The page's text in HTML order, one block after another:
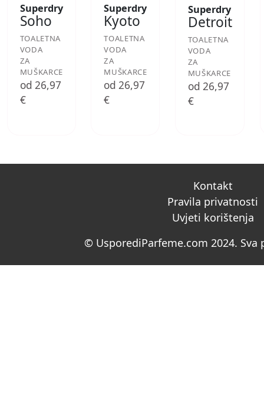
Superdry
Soho
TOALETNA
VODA
ZA
MUŠKARCE
od 26,97
€
Superdry
Kyoto
TOALETNA
VODA
ZA
MUŠKARCE
od 26,97
€
Superdry
Detroit
TOALETNA
VODA
ZA
MUŠKARCE
od 26,97
€
Kontakt
Pravila privatnosti
Uvjeti korištenja
© UsporediParfeme.com 2024. Sva